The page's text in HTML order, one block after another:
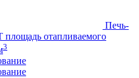
Печь-
площадь отапливаемого
3